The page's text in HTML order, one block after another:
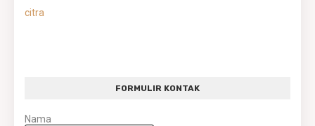
citra
FORMULIR KONTAK
Nama